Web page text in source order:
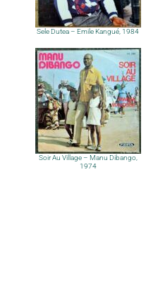
Sele Dutea – Emile Kangué, 1984
Soir Au Village – Manu Dibango,
1974